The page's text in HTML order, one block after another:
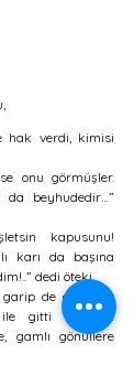
hak verdi, kimisi
onu görmüşler.
beyhudedir…”
kapusunu!
karı da başına
dedi öteki.
garip de elbet bir
gitti Mihail’in
gamlı gönüllere